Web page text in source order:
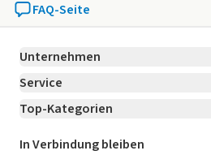
FAQ-Seite
Unternehmen
Über LeasingMarkt.de
Karriere Jetzt bewerben!
Für Händler
Service
Kontakt
Ratgeber
Top-Kategorien
Leasing Deals
In Verbindung bleiben